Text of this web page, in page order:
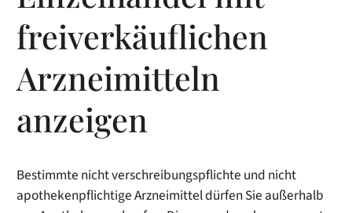
freiverkäuflichen
Arzneimitteln
anzeigen
Bestimmte nicht verschreibungspflichte und nicht
apothekenpflichtige Arzneimittel dürfen Sie außerhalb